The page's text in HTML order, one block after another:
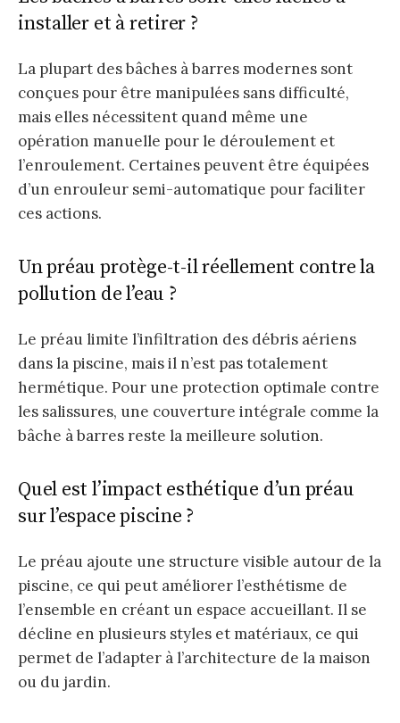
installer et à retirer ?
La plupart des bâches à barres modernes sont
conçues pour être manipulées sans difficulté,
mais elles nécessitent quand même une
opération manuelle pour le déroulement et
l’enroulement. Certaines peuvent être équipées
d’un enrouleur semi-automatique pour faciliter
ces actions.
Un préau protège-t-il réellement contre la
pollution de l’eau ?
Le préau limite l’infiltration des débris aériens
dans la piscine, mais il n’est pas totalement
hermétique. Pour une protection optimale contre
les salissures, une couverture intégrale comme la
bâche à barres reste la meilleure solution.
Quel est l’impact esthétique d’un préau
sur l’espace piscine ?
Le préau ajoute une structure visible autour de la
piscine, ce qui peut améliorer l’esthétisme de
l’ensemble en créant un espace accueillant. Il se
décline en plusieurs styles et matériaux, ce qui
permet de l’adapter à l’architecture de la maison
ou du jardin.